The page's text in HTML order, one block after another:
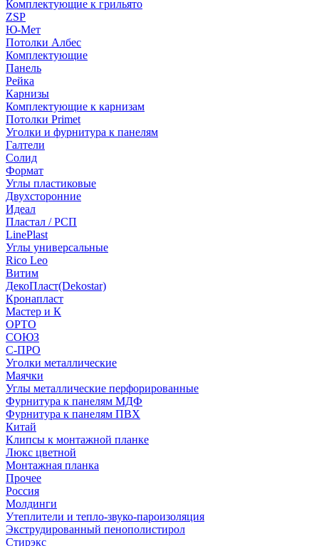
Комплектующие к грильято
ZSP
Ю-Мет
Потолки Албес
Комплектующие
Панель
Рейка
Карнизы
Комплектующие к карнизам
Потолки Primet
Уголки и фурнитура к панелям
Галтели
Солид
Формат
Углы пластиковые
Двухсторонние
Идеал
Пластал / РСП
LinePlast
Углы универсальные
Rico Leo
Витим
ДекоПласт(Dekostar)
Кронапласт
Мастер и К
ОРТО
СОЮЗ
С-ПРО
Уголки металлические
Маячки
Углы металлические перфорированные
Фурнитура к панелям МДФ
Фурнитура к панелям ПВХ
Китай
Клипсы к монтажной планке
Люкс цветной
Монтажная планка
Прочее
Россия
Молдинги
Утеплители и тепло-звуко-пароизоляция
Экструдированный пенополистирол
Стирэкс